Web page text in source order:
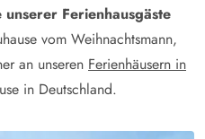
Ferienhausgäste
vom Weihnachtsmann,
an unseren Ferienhäusern in
in Deutschland.